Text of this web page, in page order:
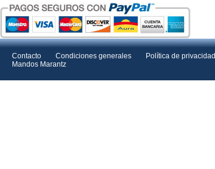
Contacto Condiciones generales Política de privacidad
Mandos Marantz